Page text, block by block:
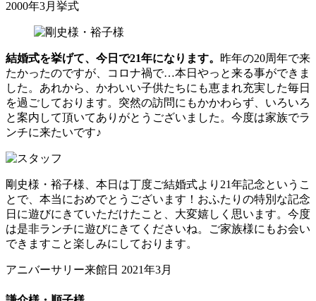
2000年3月挙式
結婚式を挙げて、今日で21年になります。 昨年の20周年で来
たかったのですが、コロナ禍で…本日やっと来る事ができま
した。あれから、かわいい子供たちにも恵まれ充実した毎日
を過ごしております。突然の訪問にもかかわらず、いろいろ
と案内して頂いてありがとうございました。今度は家族でラ
ンチに来たいです♪
剛史様・裕子様、本日は丁度ご結婚式より21年記念というこ
とで、本当におめでとうございます！おふたりの特別な記念
日に遊びにきていただけたこと、大変嬉しく思います。今度
は是非ランチに遊びにきてくださいね。ご家族様にもお会い
できますこと楽しみにしております。
アニバーサリー来館日 2021年3月